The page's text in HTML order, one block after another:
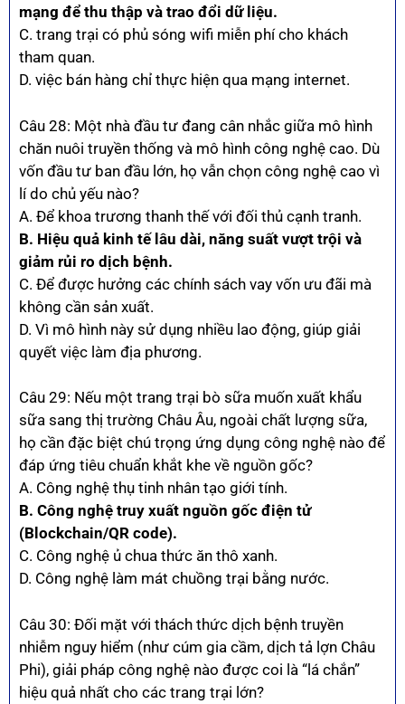
mạng để thu thập và trao đổi dữ liệu.
C. trang trại có phủ sóng wifi miễn phí cho khách
tham quan.
D. việc bán hàng chỉ thực hiện qua mạng internet.
Câu 28: Một nhà đầu tư đang cân nhắc giữa mô hình
chăn nuôi truyền thống và mô hình công nghệ cao. Dù
vốn đầu tư ban đầu lớn, họ vẫn chọn công nghệ cao vì
lí do chủ yếu nào?
A. Để khoa trương thanh thế với đối thủ cạnh tranh.
B. Hiệu quả kinh tế lâu dài, năng suất vượt trội và
giảm rủi ro dịch bệnh.
C. Để được hưởng các chính sách vay vốn ưu đãi mà
không cần sản xuất.
D. Vì mô hình này sử dụng nhiều lao động, giúp giải
quyết việc làm địa phương.
Câu 29: Nếu một trang trại bò sữa muốn xuất khẩu
sữa sang thị trường Châu Âu, ngoài chất lượng sữa,
họ cần đặc biệt chú trọng ứng dụng công nghệ nào để
đáp ứng tiêu chuẩn khắt khe về nguồn gốc?
A. Công nghệ thụ tinh nhân tạo giới tính.
B. Công nghệ truy xuất nguồn gốc điện tử
(Blockchain/QR code).
C. Công nghệ ủ chua thức ăn thô xanh.
D. Công nghệ làm mát chuồng trại bằng nước.
Câu 30: Đối mặt với thách thức dịch bệnh truyền
nhiễm nguy hiểm (như cúm gia cầm, dịch tả lợn Châu
Phi), giải pháp công nghệ nào được coi là “lá chắn”
hiệu quả nhất cho các trang trại lớn?